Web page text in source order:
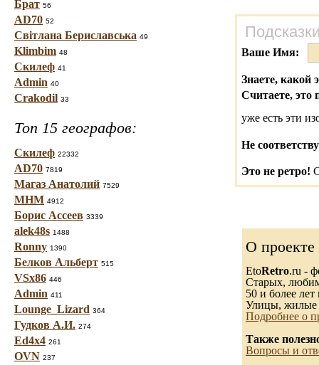
Брат 56
AD70 52
Світлана Бериславська 49
Klimbim 48
Скилеф 41
Admin 40
Crakodil 33
Топ 15 географов:
Скилеф 22332
AD70 7819
Магаз Анатолий 7529
МНМ 4912
Борис Ассеев 3339
alek48s 1488
Ronny 1390
Белков Альберт 515
VSx86 446
Admin 411
Lounge_Lizard 364
Гудков А.И. 274
Ed4x4 261
OVN 237
Ваше Имя:
Знаете, какой
Считаете, это
уже есть эти
Не
Это не ретро!
О проекте
EtoRetro.ru -
Старых,
50 и более лет
Улицы, жилые
Подробнее о
Также
Вопросы и